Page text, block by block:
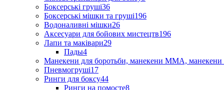
Боксерські груші36
Боксерські мішки та груші196
Водоналивні мішки26
Аксесуари для бойових мистецтв196
Лапи та маківари29
Пады4
Манекени для боротьби, манекени ММА, манекени
Пневмогруші17
Ринги для боксу44
Ринги на помосте8